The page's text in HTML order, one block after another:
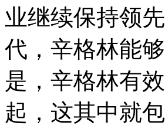
业继续保持领
代，辛格林能
是，辛格林有
起，这其中就